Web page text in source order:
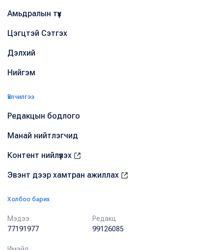
Амьдралын түүх
Цэгцтэй Сэтгэх
Дэлхий
Нийгэм
Үйлчилгээ
Редакцын бодлого
Манай нийтлэгчид
Контент нийлүүлэх
Эвэнт дээр хамтран ажиллах
Холбоо барих
Мэдээ
77191977
Редакц
99126085